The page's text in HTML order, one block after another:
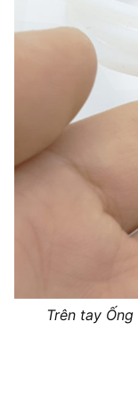
Trên tay